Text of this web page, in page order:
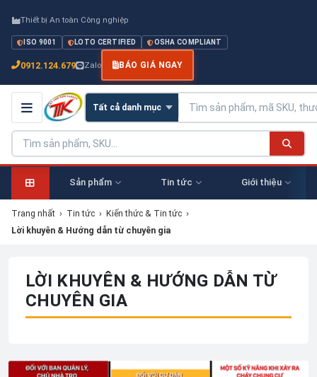
Thiết bị An toàn Công nghiệp
ISO 9001 LOTO CERTIFIED OSHA COMPLIANT
0912.124.679 Zalo BÁO GIÁ NGAY
Sản phẩm Tin tức Giới thiệu
Trang nhất › Tin tức › Kiến thức & Tin tức ›
Lời khuyên & Hướng dẫn từ chuyên gia
LỜI KHUYÊN & HƯỚNG DẪN TỪ
CHUYÊN GIA